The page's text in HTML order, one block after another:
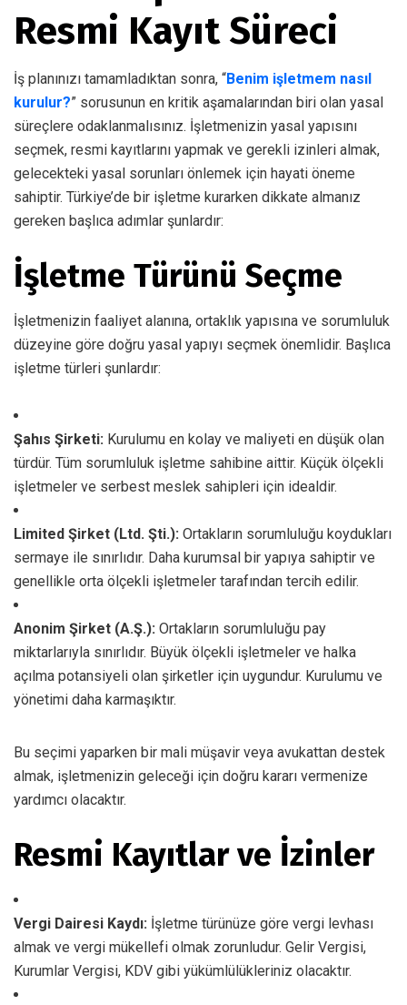
Resmi Kayıt Süreci
İş planınızı tamamladıktan sonra, “Benim işletmem nasıl
kurulur?” sorusunun en kritik aşamalarından biri olan yasal
süreçlere odaklanmalısınız. İşletmenizin yasal yapısını
seçmek, resmi kayıtlarını yapmak ve gerekli izinleri almak,
gelecekteki yasal sorunları önlemek için hayati öneme
sahiptir. Türkiye’de bir işletme kurarken dikkate almanız
gereken başlıca adımlar şunlardır:
İşletme Türünü Seçme
İşletmenizin faaliyet alanına, ortaklık yapısına ve sorumluluk
düzeyine göre doğru yasal yapıyı seçmek önemlidir. Başlıca
işletme türleri şunlardır:
Şahıs Şirketi: Kurulumu en kolay ve maliyeti en düşük olan
türdür. Tüm sorumluluk işletme sahibine aittir. Küçük ölçekli
işletmeler ve serbest meslek sahipleri için idealdir.
Limited Şirket (Ltd. Şti.): Ortakların sorumluluğu koydukları
sermaye ile sınırlıdır. Daha kurumsal bir yapıya sahiptir ve
genellikle orta ölçekli işletmeler tarafından tercih edilir.
Anonim Şirket (A.Ş.): Ortakların sorumluluğu pay
miktarlarıyla sınırlıdır. Büyük ölçekli işletmeler ve halka
açılma potansiyeli olan şirketler için uygundur. Kurulumu ve
yönetimi daha karmaşıktır.
Bu seçimi yaparken bir mali müşavir veya avukattan destek
almak, işletmenizin geleceği için doğru kararı vermenize
yardımcı olacaktır.
Resmi Kayıtlar ve İzinler
Vergi Dairesi Kaydı: İşletme türünüze göre vergi levhası
almak ve vergi mükellefi olmak zorunludur. Gelir Vergisi,
Kurumlar Vergisi, KDV gibi yükümlülükleriniz olacaktır.